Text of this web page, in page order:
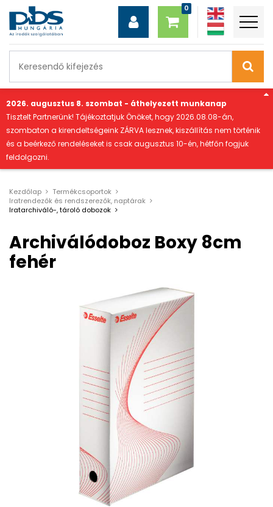
2026. augusztus 8. szombat - áthelyezett munkanap
Tisztelt Partnerünk! Tájékoztatjuk Önöket, hogy 2026.08.08-án,
szombaton a kirendeltségeink ZÁRVA lesznek, kiszállítás nem történik
és a beérkező rendeléseket is csak augusztus 10-én, hétfőn fogjuk
feldolgozni.
Kezdőlap
Termékcsoportok
Iratrendezők és rendszerezők, naptárak
Iratarchiváló-, tároló dobozok
Archiválódoboz Boxy 8cm
fehér